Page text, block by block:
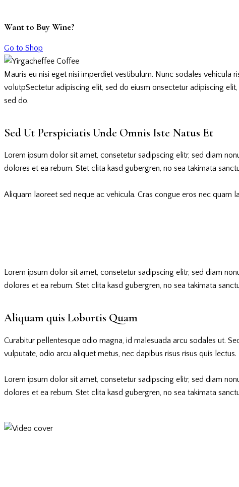
Want to Buy Wine?
Go to Shop
Mauris eu nisi eget nisi imperdiet vestibulum. Nunc sodales vehicula
volutpSectetur adipiscing elit, sed do eiusm onsectetur adipiscing
sed do.
Sed Ut Perspiciatis Unde Omnis Iste Natus Et
Lorem ipsum dolor sit amet, consetetur sadipscing elitr, sed diam
dolores et ea rebum. Stet clita kasd gubergren, no sea takimata
Aliquam laoreet sed neque ac vehicula. Cras congue eros nec quam
Lorem ipsum dolor sit amet, consetetur sadipscing elitr, sed diam
dolores et ea rebum. Stet clita kasd gubergren, no sea takimata
Aliquam quis Lobortis Quam
Curabitur pellentesque odio magna, id malesuada arcu sodales ut.
vulputate, odio arcu aliquet metus, nec dapibus risus risus quis lectus.
Lorem ipsum dolor sit amet, consetetur sadipscing elitr, sed diam
dolores et ea rebum. Stet clita kasd gubergren, no sea takimata